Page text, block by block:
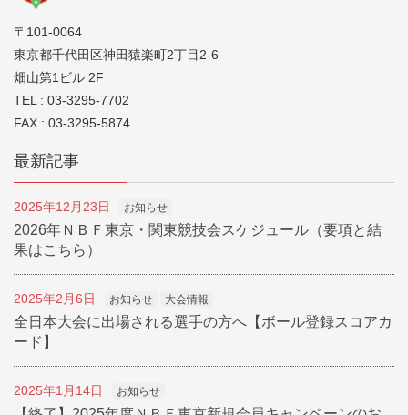
〒101-0064
東京都千代田区神田猿楽町2丁目2-6
畑山第1ビル 2F
TEL : 03-3295-7702
FAX : 03-3295-5874
最新記事
2025年12月23日 お知らせ
2026年ＮＢＦ東京・関東競技会スケジュール（要項と結
果はこちら）
2025年2月6日 お知らせ 大会情報
全日本大会に出場される選手の方へ【ボール登録スコアカ
ード】
2025年1月14日 お知らせ